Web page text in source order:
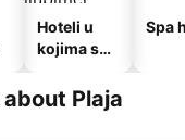
Hoteli u
kojima su
kućni
ljubimci
Spa
Plaja